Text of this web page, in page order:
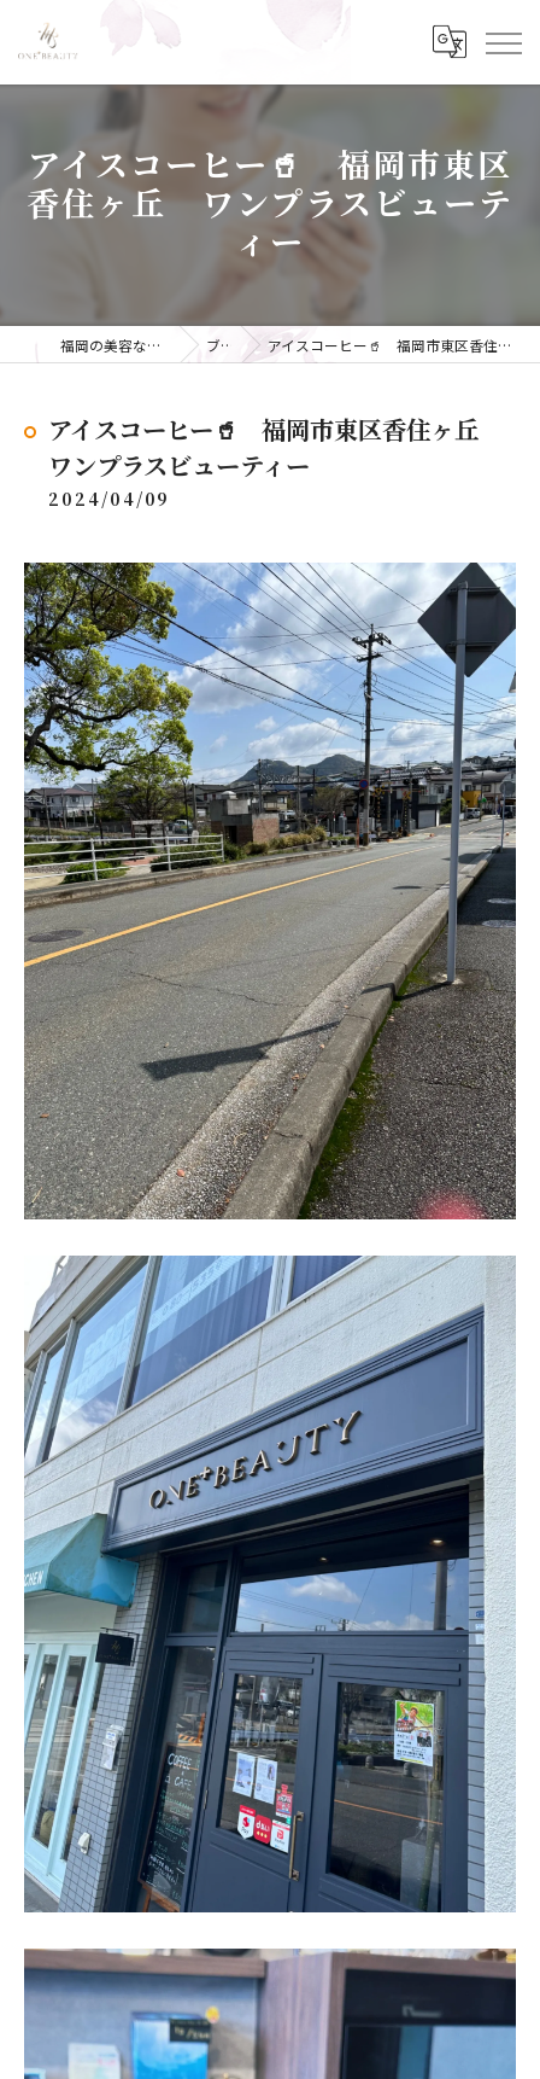
アイスコーヒー🥤 福岡市東区
香住ヶ丘 ワンプラスビューテ
ィー
福岡の美容ならONE+BEAUTY ブログ アイスコーヒー🥤 福岡市東区香住ヶ丘 ワンプラスビューティー
アイスコーヒー🥤 福岡市東区香住ヶ丘
ワンプラスビューティー
2024/04/09